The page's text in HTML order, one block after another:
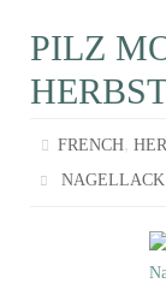
PILZ
FRENCH,
NAGELLACK